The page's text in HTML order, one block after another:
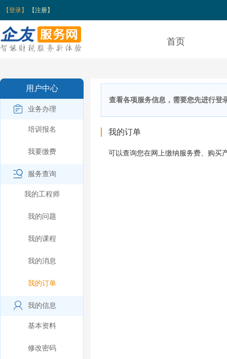
【登录】 【注册】
首页
用户中心
业务办理
培训报名
我要缴费
服务查询
我的工程师
我的问题
我的课程
我的消息
我的订单
我的信息
基本资料
修改密码
查看各项服务信息，需要您先进行登
我的订单
可以查询您在网上缴纳服务费、购买